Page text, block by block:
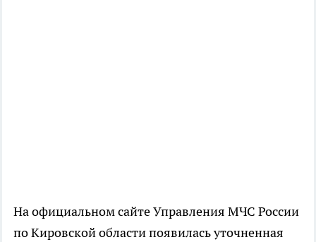
На официальном сайте Управления МЧС России
по Кировской области появилась уточненная